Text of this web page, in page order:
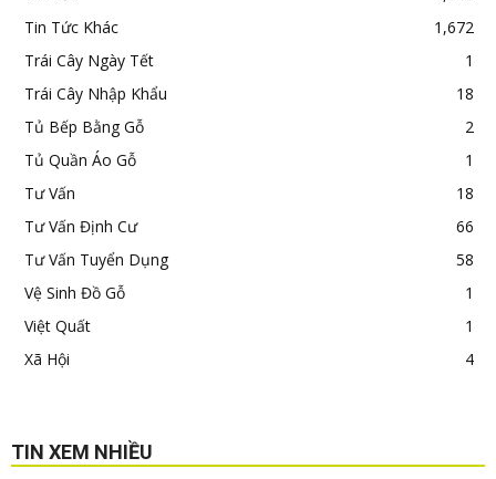
Tin Tức Khác
1,672
Trái Cây Ngày Tết
1
Trái Cây Nhập Khẩu
18
Tủ Bếp Bằng Gỗ
2
Tủ Quần Áo Gỗ
1
Tư Vấn
18
Tư Vấn Định Cư
66
Tư Vấn Tuyển Dụng
58
Vệ Sinh Đồ Gỗ
1
Việt Quất
1
Xã Hội
4
TIN XEM NHIỀU